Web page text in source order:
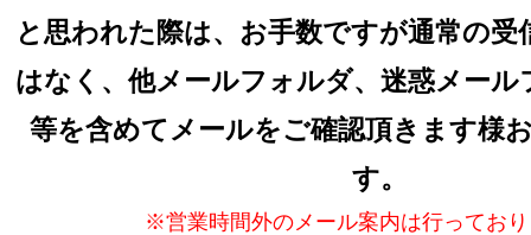
と思われた際は、お手数ですが通常の
はなく、他メールフォルダ、迷惑メール
等を含めてメールをご確認頂きます様
す。
※営業時間外のメール案内は行ってお